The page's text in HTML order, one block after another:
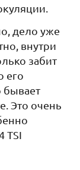
дело уже
внутри
забит
его
бывает
Это очень
TSI